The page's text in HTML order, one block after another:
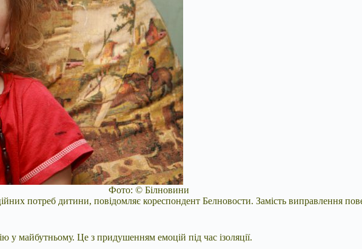
Фото: © Білновини
потреб дитини, повідомляє кореспондент Белновости. Замість виправлення
у майбутньому. Це з придушенням емоцій під час ізоляції.